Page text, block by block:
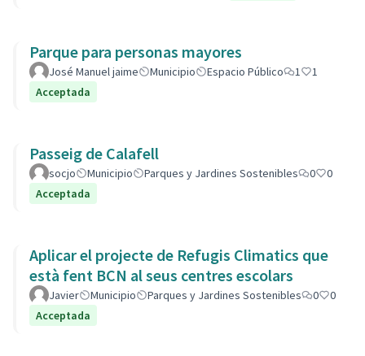
Parque para personas mayores
José Manuel jaime Municipio Espacio Público 1
1
Acceptada
Passeig de Calafell
socjo Municipio Parques y Jardines Sostenibles 0
0
Acceptada
Aplicar el projecte de Refugis Climatics que
està fent BCN al seus centres escolars
Javier Municipio Parques y Jardines Sostenibles 0
0
Acceptada